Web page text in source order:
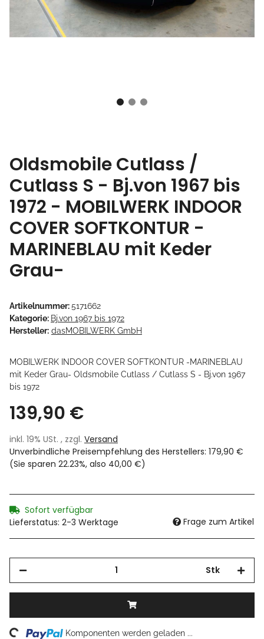
Oldsmobile Cutlass /
Cutlass S - Bj.von 1967 bis
1972 - MOBILWERK INDOOR
COVER SOFTKONTUR -
MARINEBLAU mit Keder
Grau-
Artikelnummer:5171662
Kategorie: Bj.von 1967 bis 1972
Hersteller: dasMOBILWERK GmbH
MOBILWERK INDOOR COVER SOFTKONTUR -MARINEBLAU
mit Keder Grau- Oldsmobile Cutlass / Cutlass S - Bj.von 1967
bis 1972
139,90 €
inkl. 19% USt. , zzgl. Versand
Unverbindliche Preisempfehlung des Herstellers: 179,90 €
(Sie sparen 22.23%, also 40,00 €)
Sofort verfügbar
Lieferstatus: 2-3 Werktage
Frage zum Artikel
Stk
Loading... Komponenten werden geladen ...